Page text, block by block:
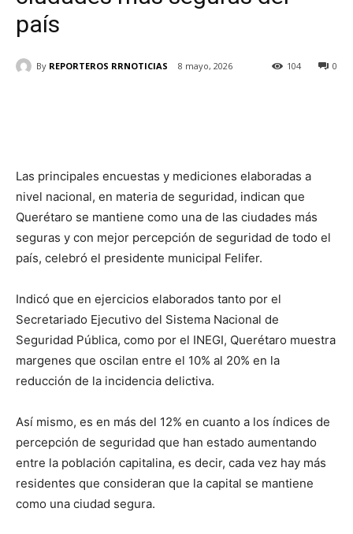
país
By REPORTEROS RRNOTICIAS 8 mayo, 2026 0
104
Las principales encuestas y mediciones elaboradas a
nivel nacional, en materia de seguridad, indican que
Querétaro se mantiene como una de las ciudades más
seguras y con mejor percepción de seguridad de todo el
país, celebró el presidente municipal Felifer.
Indicó que en ejercicios elaborados tanto por el
Secretariado Ejecutivo del Sistema Nacional de
Seguridad Pública, como por el INEGI, Querétaro muestra
margenes que oscilan entre el 10% al 20% en la
reducción de la incidencia delictiva.
Así mismo, es en más del 12% en cuanto a los índices de
percepción de seguridad que han estado aumentando
entre la población capitalina, es decir, cada vez hay más
residentes que consideran que la capital se mantiene
como una ciudad segura.